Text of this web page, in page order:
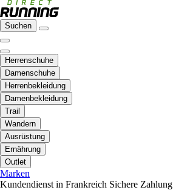
Suchen
Herrenschuhe
Damenschuhe
Herrenbekleidung
Damenbekleidung
Trail
Wandern
Ausrüstung
Ernährung
Outlet
Marken
Kundendienst in Frankreich Sichere Zahlung